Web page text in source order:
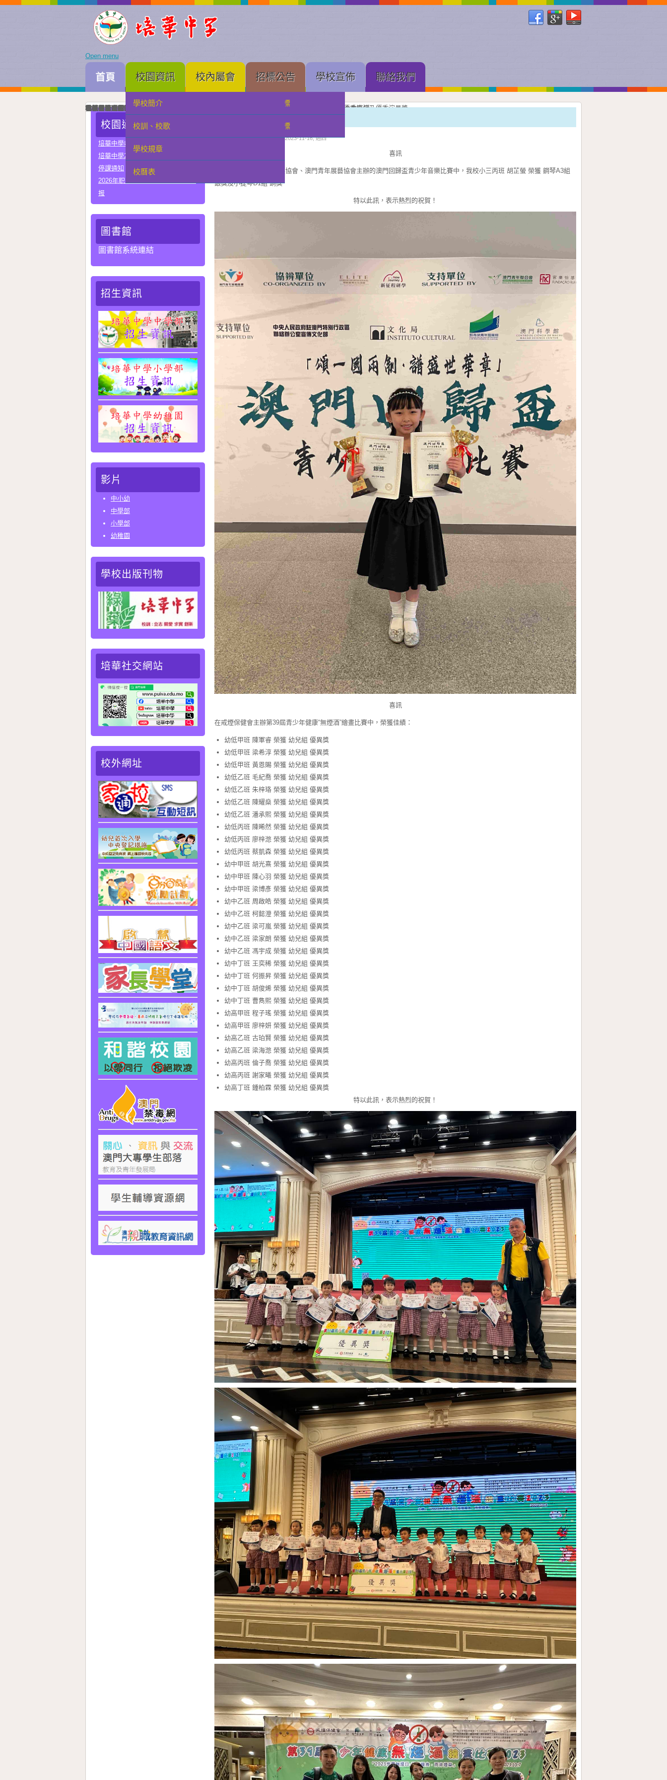
Open menu
首頁 校園資訊
學校簡介
校訓、校歌
學校規章
校曆表
校內屬會 招標公告
中學部招標
小幼部招標
學校宣佈 聯絡我們
我校與河南省實驗中學正式締結姐妹校
培華中學建校三十周年暨智慧教學及科技教育成果展開幕
智慧教學及科技教育成果展一眾主禮嘉賓為成果展進行隆重剪綵
中國優秀運動員王麗與我校簽署合作協議共育體壇新苗
李秋林校長與孫詠雅副校長率領學生代表出席澳門理工大學體育館舉行的建黨 105 周年慶祝大會直播
2025年度中學畢業典禮高三畢業生與嘉賓合照留念
我校與澳門理工大學正式署合作協議
我校與澳門電訊正式簽署人工智能合作協議
我校與珠海市金灣區四季學校締結姐妹學校
我校男子D組在第四十九屆學界籃球比賽中榮獲亞軍
學科常識問答比賽圓滿落幕嘉賓、行政、老師與獲獎班級同學合照留念
在第三十四屆校際戲劇比賽中我校小學組榮獲優良獎（本屆最高級別）、劇本創作獎、小學優秀導演及優秀演員獎
在第三十四屆校際戲劇比賽中我校中學組A隊榮獲優良獎（本屆最高級別）及優秀演員獎
在第三十四屆校際戲劇比賽中我校中學組B隊榮獲甲級獎及優秀演員獎
我校與常州市第一中學締結姐妹學校
我校在第四十四屆校際舞蹈比賽榮獲小學組優良級獎項
我校在第四十四屆校際舞蹈比賽榮獲中學組甲級獎獎項
校園通告
培華中學收費項目一覽表
培華中學2024-2025學年報名費
停課通知
2026年职业教育国家教学成果奖申
报
圖書館
圖書館系統連結
招生資訊
影片
中小幼
中學部
小學部
幼稚園
學校出版刊物
培華社交網站
校外網址
小幼部獲獎喜訊
分類:校園快訊 發佈: 2023-11-16, 週四
喜訊
在澳門中華文化藝術發展協會、澳門青年展藝協會主辦的澳門回歸盃青少年音樂比賽中，我校小三丙班 胡芷螢 榮獲 鋼琴A3組
銀獎及小提琴D1組 銅獎
特以此訊，表示熱烈的祝賀！
喜訊
在戒煙保健會主辦第39屆青少年健康“無煙酒”繪畫比賽中，榮獲佳績：
幼低甲班 陳軍睿 榮獲 幼兒組 優異獎
幼低甲班 梁希淳 榮獲 幼兒組 優異獎
幼低甲班 黃恩賜 榮獲 幼兒組 優異獎
幼低乙班 毛紀喬 榮獲 幼兒組 優異獎
幼低乙班 朱梓珞 榮獲 幼兒組 優異獎
幼低乙班 陳耀燊 榮獲 幼兒組 優異獎
幼低乙班 潘承熙 榮獲 幼兒組 優異獎
幼低丙班 陳晞然 榮獲 幼兒組 優異獎
幼低丙班 廖梓滺 榮獲 幼兒組 優異獎
幼低丙班 蔡凱森 榮獲 幼兒組 優異獎
幼中甲班 胡光熹 榮獲 幼兒組 優異獎
幼中甲班 陳心羽 榮獲 幼兒組 優異獎
幼中甲班 梁博彥 榮獲 幼兒組 優異獎
幼中乙班 周啟皓 榮獲 幼兒組 優異獎
幼中乙班 柯懿澄 榮獲 幼兒組 優異獎
幼中乙班 梁可嵐 榮獲 幼兒組 優異獎
幼中乙班 梁家朗 榮獲 幼兒組 優異獎
幼中乙班 馮宇成 榮獲 幼兒組 優異獎
幼中丁班 王奕稀 榮獲 幼兒組 優異獎
幼中丁班 何振昇 榮獲 幼兒組 優異獎
幼中丁班 胡俊烯 榮獲 幼兒組 優異獎
幼中丁班 曹雋熙 榮獲 幼兒組 優異獎
幼高甲班 程子瑤 榮獲 幼兒組 優異獎
幼高甲班 廖梓妍 榮獲 幼兒組 優異獎
幼高乙班 古珀賢 榮獲 幼兒組 優異獎
幼高乙班 梁海滺 榮獲 幼兒組 優異獎
幼高丙班 倫子喬 榮獲 幼兒組 優異獎
幼高丙班 謝家曦 榮獲 幼兒組 優異獎
幼高丁班 鍾柏霖 榮獲 幼兒組 優異獎
特以此訊，表示熱烈的祝賀！